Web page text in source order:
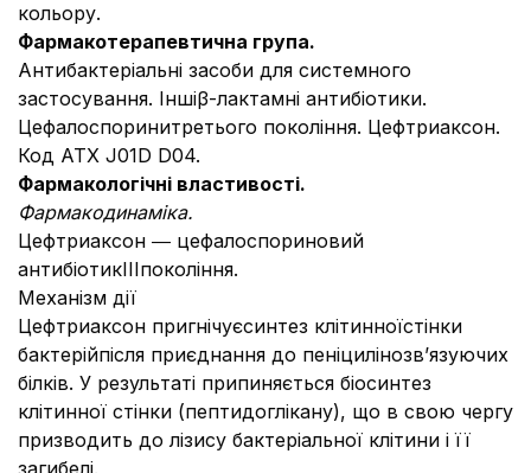
кольору.
Фармакотерапевтична група.
Антибактеріальні засоби для системного
застосування. Іншіβ-лактамні антибіотики.
Цефалоспоринитретього покоління. Цефтриаксон.
Код АТХ J01D D04.
Фармакологічні властивості.
Фармакодинаміка.
Цефтриаксон ― цефалоспориновий
антибіотикIIIпокоління.
Механізм дії
Цефтриаксон пригнічуєсинтез клітинноїстінки
бактерійпісля приєднання до пеніцилінозв’язуючих
білків. У результаті припиняється біосинтез
клітинної стінки (пептидоглікану), що в свою чергу
призводить до лізису бактеріальної клітини і її
загибелі.